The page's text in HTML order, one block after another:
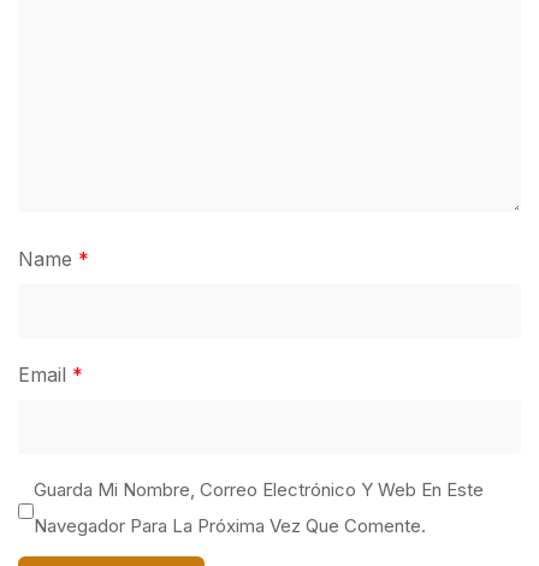
Name *
Email *
Guarda Mi Nombre, Correo Electrónico Y Web En Este
Navegador Para La Próxima Vez Que Comente.